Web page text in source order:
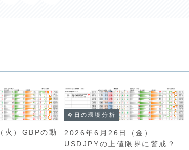
火）GBPの動
今日の環境分析
2026年6月26日（金）
USDJPYの上値限界に警戒？